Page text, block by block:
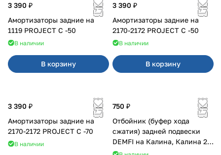
3 390 ₽
Амортизаторы задние на
1119 PROJECT С -50
В наличии
В корзину
3 390 ₽
Амортизаторы задние на
2170-2172 PROJECT С -50
В наличии
В корзину
3 390 ₽
Амортизаторы задние на
2170-2172 PROJECT С -70
В наличии
750 ₽
Отбойник (буфер хода
сжатия) задней подвески
DEMFI на Калина, Калина 2,
Гранта